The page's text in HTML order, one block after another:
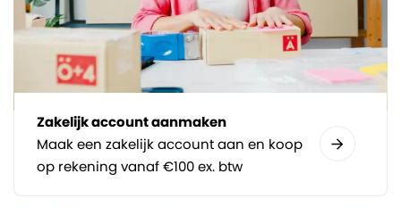
Zakelijk account aanmaken
Maak een zakelijk account aan en koop
op rekening vanaf €100 ex. btw